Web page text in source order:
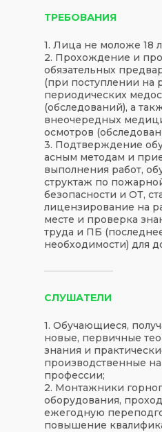
СЛУШАТЕЛИ
ТРЕБОВАНИЯ
1. Обучающиеся,
новые, первичные
знания и
производственные
профессии;
2. Монтажники
оборудования,
ежегодную
повышение
1. Лица не моложе 18
2. Прохождение и
обязательных
(при поступлении на
периодических
(обследований), а
внеочередных
осмотров
3. Подтверждение
асным методам и
выполнения работ,
структаж по
безопасности и ОТ,
лицензирование на
месте и проверка
труда и ПБ
необходимости) для